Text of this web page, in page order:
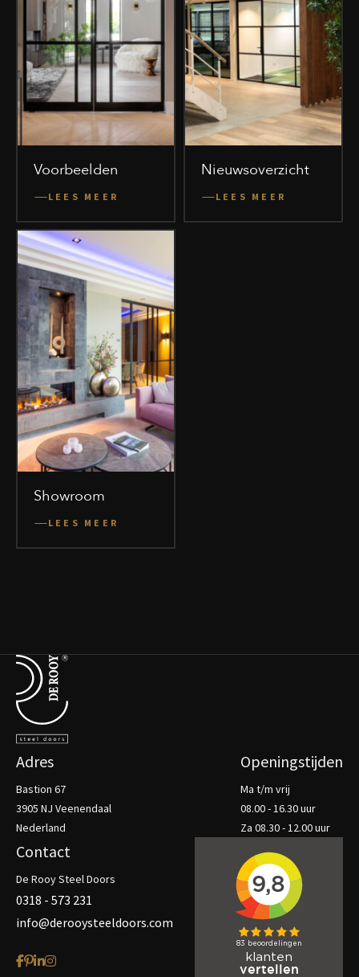
Voorbeelden
LEES MEER
Nieuwsoverzicht
LEES MEER
Showroom
LEES MEER
Terug naar de startpagina
Adres
Bastion 67
3905 NJ Veenendaal
Nederland
Openingstijden
Ma t/m vrij
08.00 - 16.30 uur
Za 08.30 - 12.00 uur
Contact
De Rooy Steel Doors
0318 - 573 231
info@derooysteeldoors.com